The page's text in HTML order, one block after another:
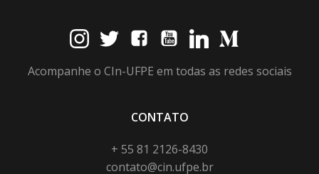
Acompanhe o CIn-UFPE em todas as redes sociais
CONTATO
+ 55 81 2126-8430
contato@cin.ufpe.br